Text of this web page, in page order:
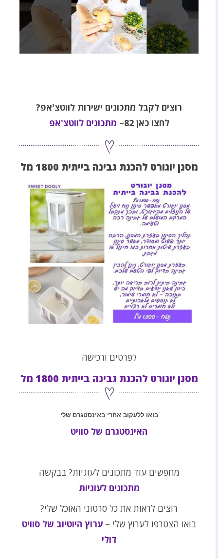
רוצים לקבל מתכונים ישירות לווטצ'אפ?
לחצו כאן 82–
מתכונים לווטצ'אפ
מסנן יוגורט להכנת גבינה בייתית 1800 מל
לפרטים ורכישה
מסנן יוגורט להכנת גבינה בייתית 1800 מל
בואו ללעקוב אחרי באינסטגרם שלי
האינסטגרם של סוויט
מחפשים עוד מתכונים לעוגיות? בבקשה
מתכונים לעוגיות
רוצים לראות את כל סרטוני האוכל שלי?
בואו הצטרפו לערוץ שלי – ערוץ היוטיוב של סוויט
דולי